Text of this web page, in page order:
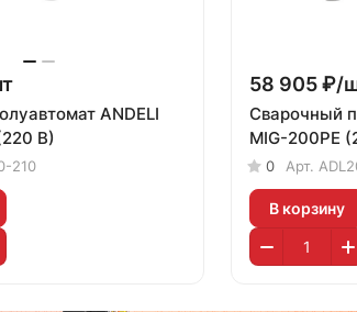
ANDELI
В)
210
58 905 ₽/
Сварочный
MIG-200PE
0 Арт.
В корзину